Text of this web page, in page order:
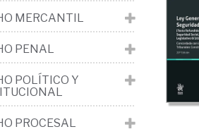
>
y
MERCANTIL
PENAL
POLÍTICO Y
PROCESAL